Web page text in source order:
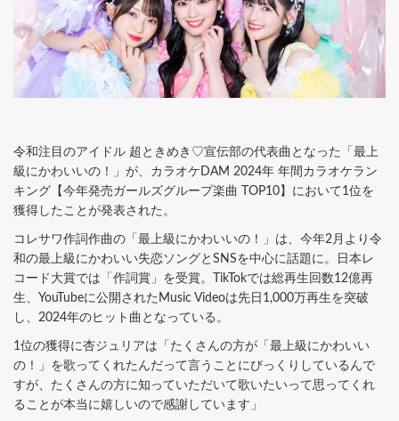
令和注目のアイドル 超ときめき♡宣伝部の代表曲となった「最上
級にかわいいの！」が、カラオケDAM 2024年 年間カラオケラン
キング【今年発売ガールズグループ楽曲 TOP10】において1位を
獲得したことが発表された。
コレサワ作詞作曲の「最上級にかわいいの！」は、今年2月より令
和の最上級にかわいい失恋ソングとSNSを中心に話題に。日本レ
コード大賞では「作詞賞」を受賞。TikTokでは総再生回数12億再
生、YouTubeに公開されたMusic Videoは先日1,000万再生を突破
し、2024年のヒット曲となっている。
1位の獲得に杏ジュリアは「たくさんの方が「最上級にかわいい
の！」を歌ってくれたんだって言うことにびっくりしているんで
すが、たくさんの方に知っていただいて歌いたいって思ってくれ
ることが本当に嬉しいので感謝しています」